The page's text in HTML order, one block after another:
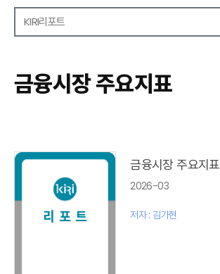
KIRI리포트
보험금융연구
KIRI 리포트
글로벌 이슈
리포트 모음집(종간)
해외학술연구 분석(종간)
금융보험해설(종간)
금융시장 주요지표
금융시장 주요지표
2026-03
저자 : 김가현